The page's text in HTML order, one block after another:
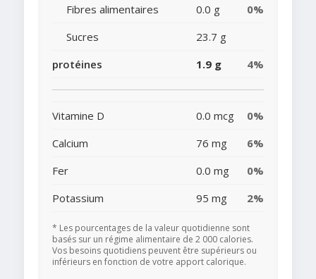
Fibres alimentaires
0.0 g
0%
Sucres
23.7 g
protéines
1.9 g 4%
Vitamine D 0.0 mcg
0%
Calcium
76 mg
6%
Fer
0.0 mg
0%
Potassium
95 mg 2%
* Les pourcentages de la valeur quotidienne sont
basés sur un régime alimentaire de 2 000 calories.
Vos besoins quotidiens peuvent être supérieurs ou
inférieurs en fonction de votre apport calorique.